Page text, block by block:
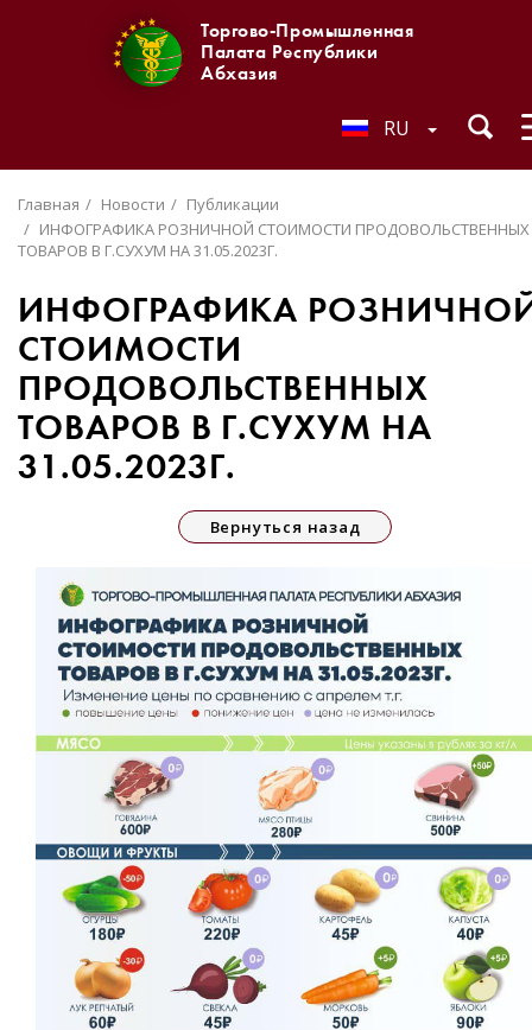
Торгово-Промышленная
Палата Республики
Абхазия
RU
Главная Новости
Публикации
ИНФОГРАФИКА РОЗНИЧНОЙ СТОИМОСТИ ПРОДОВОЛЬСТВЕННЫХ
ТОВАРОВ В Г.СУХУМ НА 31.05.2023Г.
ИНФОГРАФИКА
СТОИМОСТИ
ПРОДОВОЛЬСТВЕННЫХ
ТОВАРОВ В Г.СУХУМ НА
31.05.2023Г.
Вернуться назад